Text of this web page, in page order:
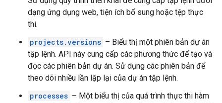
dạng ứng dụng web, tiện ích bổ sung hoặc tệp thực
thi.
projects.versions – Biểu thị một phiên bản dự án
tập lệnh. API này cung cấp các phương thức để tạo và
đọc các phiên bản dự án. Sử dụng các phiên bản để
theo dõi nhiều lần lặp lại của dự án tập lệnh.
processes – Một biểu thị của quá trình thực thi hàm